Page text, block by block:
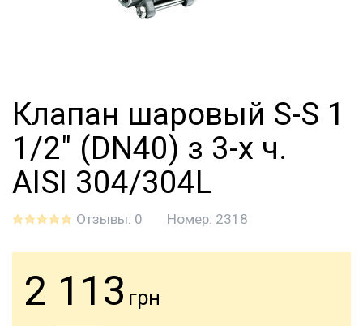
Клапан шаровый S-S 1
1/2" (DN40) з 3-х ч.
AISI 304/304L
Отзывы: 0 Номер: 2318
2 113 грн